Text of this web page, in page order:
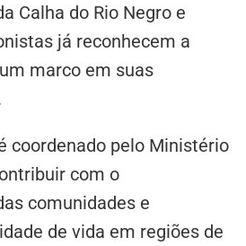
Calha do Rio Negro e
já reconhecem a
marco em suas
coordenado pelo Ministério
com o
comunidades e
de vida em regiões de